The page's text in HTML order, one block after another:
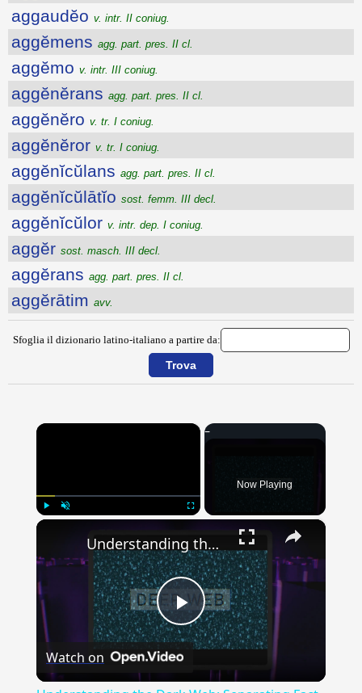
aggaudĕo v. intr. II coniug.
aggĕmens agg. part. pres. II cl.
aggĕmo v. intr. III coniug.
aggĕnĕrans agg. part. pres. II cl.
aggĕnĕro v. tr. I coniug.
aggĕnĕror v. tr. I coniug.
aggĕnĭcŭlans agg. part. pres. II cl.
aggĕnĭcŭlātĭo sost. femm. III decl.
aggĕnĭcŭlor v. intr. dep. I coniug.
aggĕr sost. masch. III decl.
aggĕrans agg. part. pres. II cl.
aggĕrātim avv.
Sfoglia il dizionario latino-italiano a partire da:
×
Now Playing
×
Play
Video
Understanding the Dark Web: Separating Fact from Fiction
Watch on